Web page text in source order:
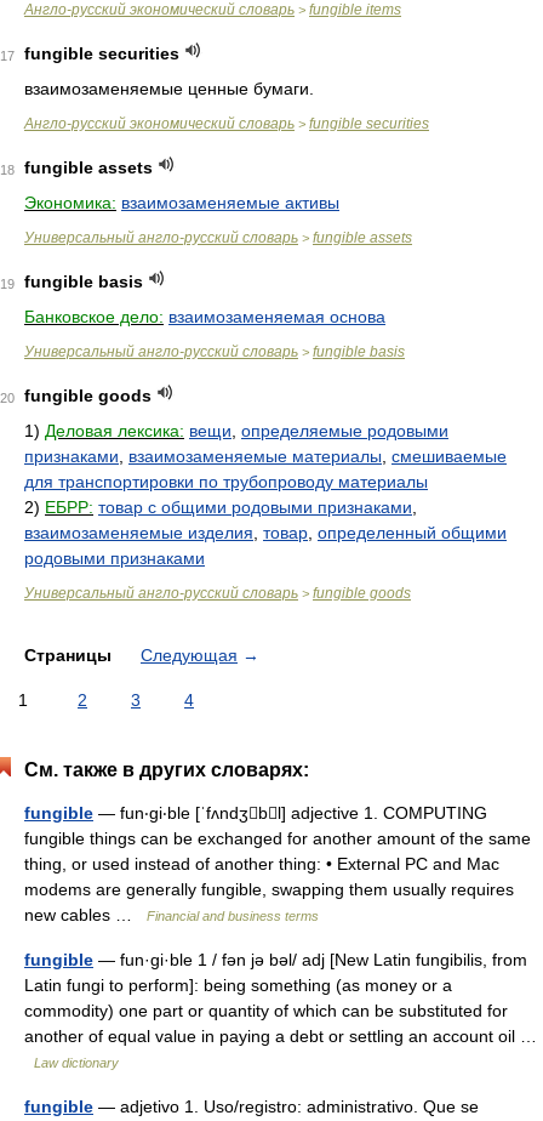
Англо-русский экономический словарь > fungible items
17
fungible securities
взаимозаменяемые ценные бумаги.
Англо-русский экономический словарь > fungible securities
18
fungible assets
Экономика: взаимозаменяемые активы
Универсальный англо-русский словарь > fungible assets
19
fungible basis
Банковское дело: взаимозаменяемая основа
Универсальный англо-русский словарь > fungible basis
20
fungible goods
1) Деловая лексика: вещи определяемые родовыми
признаками
взаимозаменяемые материалы смешиваемые
для транспортировки по трубопроводу материалы
2) ЕБРР: товар с общими родовыми признаками
взаимозаменяемые изделия товар определенный общими
родовыми признаками
Универсальный англо-русский словарь > fungible goods
Страницы Следующая →
1 2 3 4
См. также в других словарях:
fungible — fun‧gi‧ble [ˈfʌndʒbl] adjective 1. COMPUTING
fungible things can be exchanged for another amount of the same
thing, or used instead of another thing: • External PC and Mac
modems are generally fungible, swapping them usually requires
new cables …
Financial and business terms
fungible — fun·gi·ble 1 / fən jə bəl/ adj [New Latin fungibilis, from
Latin fungi to perform]: being something (as money or a
commodity) one part or quantity of which can be substituted for
another of equal value in paying a debt or settling an account oil …
Law dictionary
fungible — adjetivo 1. Uso/registro: administrativo. Que se